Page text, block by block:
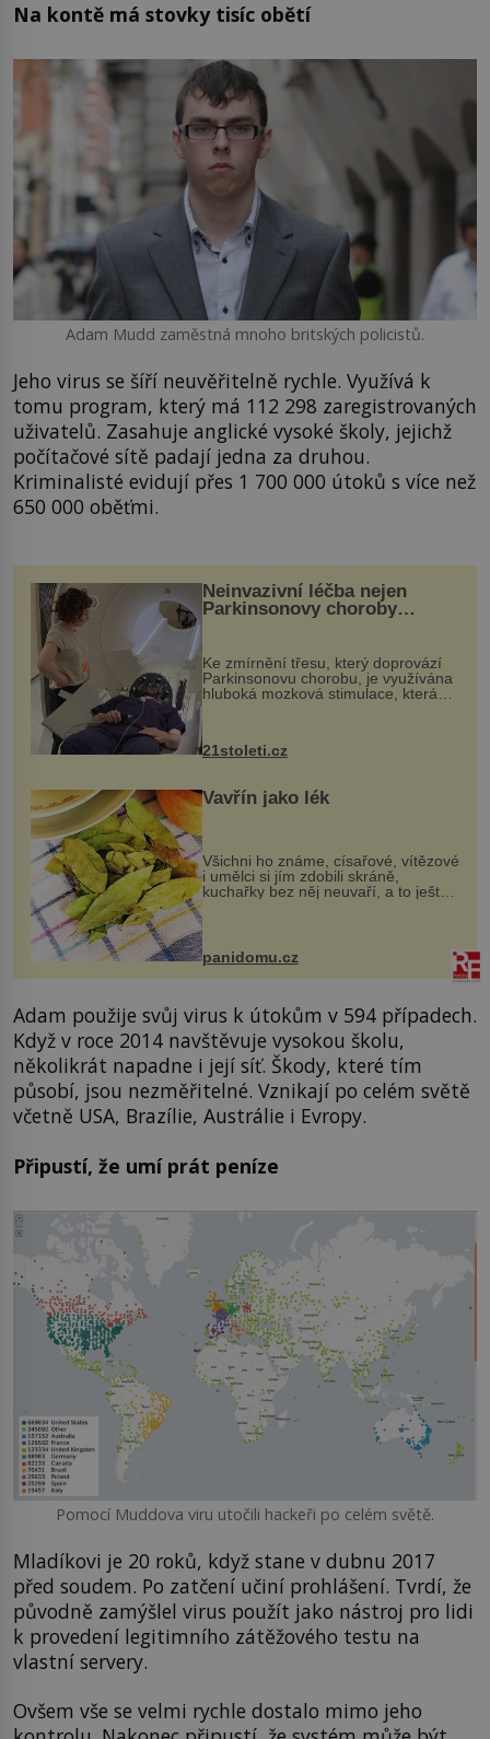
Na kontě má stovky tisíc obětí
Adam Mudd zaměstná mnoho britských policistů.
Jeho virus se šíří neuvěřitelně rychle. Využívá k
tomu program, který má 112 298 zaregistrovaných
uživatelů. Zasahuje anglické vysoké školy, jejichž
počítačové sítě padají jedna za druhou.
Kriminalisté evidují přes 1 700 000 útoků s více než
650 000 oběťmi.
Neinvazivní léčba nejen
Parkinsonovy choroby
Ke zmírnění třesu, který doprovází
Parkinsonovu chorobu, je využívána
hluboká mozková stimulace, která
však vyžaduje vysoce invazivní
zákrok. Ultrazvuk zase není vhodný
k dostatečně přesnému zacílení ...
21stoleti.cz
Vavřín jako lék
Všichni ho známe, císařové, vítězové
i umělci si jím zdobili skráně,
kuchařky bez něj neuvaří, a to ještě
nevíte, že bobkový list může výrazně
zmírnit některé naše neduhy.
Obsahuje v malém množství ně...
panidomu.cz
Adam použije svůj virus k útokům v 594 případech.
Když v roce 2014 navštěvuje vysokou školu,
několikrát napadne i její síť. Škody, které tím
působí, jsou nezměřitelné. Vznikají po celém světě
včetně USA, Brazílie, Austrálie i Evropy.
Připustí, že umí prát peníze
Pomocí Muddova viru utočili hackeři po celém světě.
Mladíkovi je 20 roků, když stane v dubnu 2017
před soudem. Po zatčení učiní prohlášení. Tvrdí, že
původně zamýšlel virus použít jako nástroj pro lidi
k provedení legitimního zátěžového testu na
vlastní servery.
Ovšem vše se velmi rychle dostalo mimo jeho